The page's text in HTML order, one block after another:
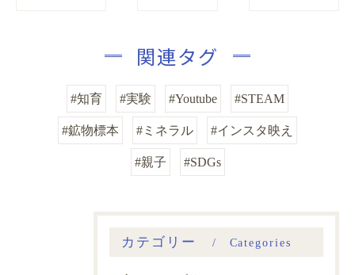
関連タグ
#知育 #実験 #Youtube #STEAM
#鉱物標本 #ミネラル #インスタ映え
#親子 #SDGs
カテゴリー Categories